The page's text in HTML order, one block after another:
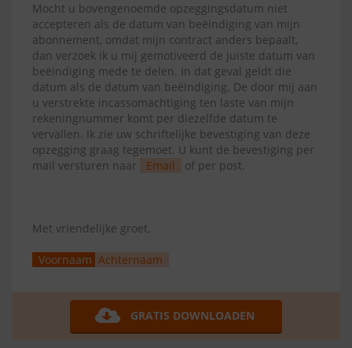
Mocht u bovengenoemde opzeggingsdatum niet
accepteren als de datum van beëindiging van mijn
abonnement, omdat mijn contract anders bepaalt,
dan verzoek ik u mij gemotiveerd de juiste datum van
beëindiging mede te delen. In dat geval geldt die
datum als de datum van beëindiging. De door mij aan
u verstrekte incassomachtiging ten laste van mijn
rekeningnummer komt per diezelfde datum te
vervallen. Ik zie uw schriftelijke bevestiging van deze
opzegging graag tegemoet. U kunt de bevestiging per
mail versturen naar
Email of per post.
Met vriendelijke groet,
Voornaam Achternaam
GRATIS DOWNLOADEN